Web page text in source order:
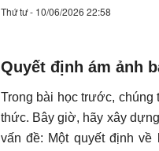
Thứ tư - 10/06/2026 22:58
Quyết định ám ảnh
Trong bài học trước, chúng
thức. Bây giờ, hãy xây
vấn đề: Một quyết định